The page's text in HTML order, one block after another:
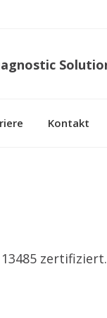
Kontakt
zertifiziert.